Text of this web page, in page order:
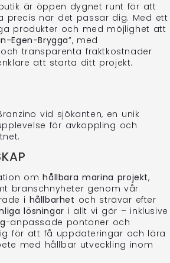
är öppen dygnet runt för att
precis när det passar dig. Med ett
produkter och med möjlighet att
Egen-Brygga”, med
transparenta fraktkostnader
att starta ditt projekt.
omhållbara marina projekt,
branschnyheter genom vår
i hållbarhet och strävar efter
lösningar i allt vi gör – inklusive
-anpassade pontoner och
för att få uppdateringar och lära
med hållbar utveckling inom